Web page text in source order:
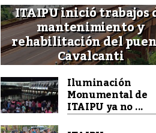
ITAIPU inició trabajos
mantenimiento y
rehabilitación del
Cavalcanti
Iluminación
Monumental de
ITAIPU ya no ...